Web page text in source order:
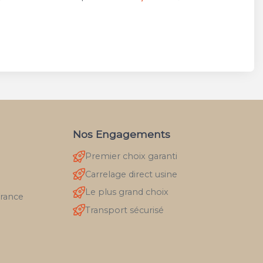
Nos Engagements
Premier choix garanti
Carrelage direct usine
Le plus grand choix
Transport sécurisé